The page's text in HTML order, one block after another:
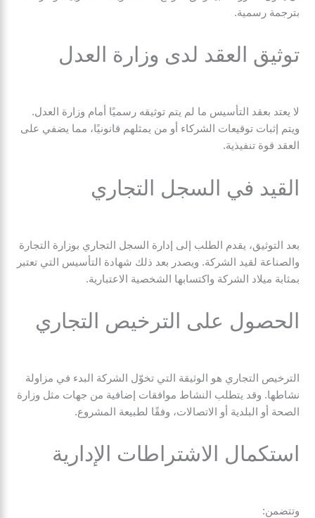
بترجمة رسمية.
توثيق العقد لدى وزارة العدل
لا يعتد بعقد التأسيس ما لم يتم توثيقه رسميًا أمام وزارة العدل.
ويتم إثبات توقيعات الشركاء أو من يمثلهم قانونيًا، مما يضفي على
العقد قوة تنفيذية.
القيد في السجل التجاري
بعد التوثيق، يقدم الطلب إلى إدارة السجل التجاري بوزارة التجارة
والصناعة لقيد الشركة. ويصدر بعد ذلك شهادة التأسيس التي تعتبر
بمثابة ميلاد الشركة واكتسابها الشخصية الاعتبارية.
الحصول على الترخيص التجاري
الترخيص التجاري هو الوثيقة التي تخوّل الشركة البدء في مزاولة
نشاطها. وقد يتطلب النشاط موافقات إضافية من جهات مثل وزارة
الصحة أو البلدية أو الاتصالات، وفقًا لطبيعة المشروع.
استكمال الاشتراطات الإدارية
وتتضمن: